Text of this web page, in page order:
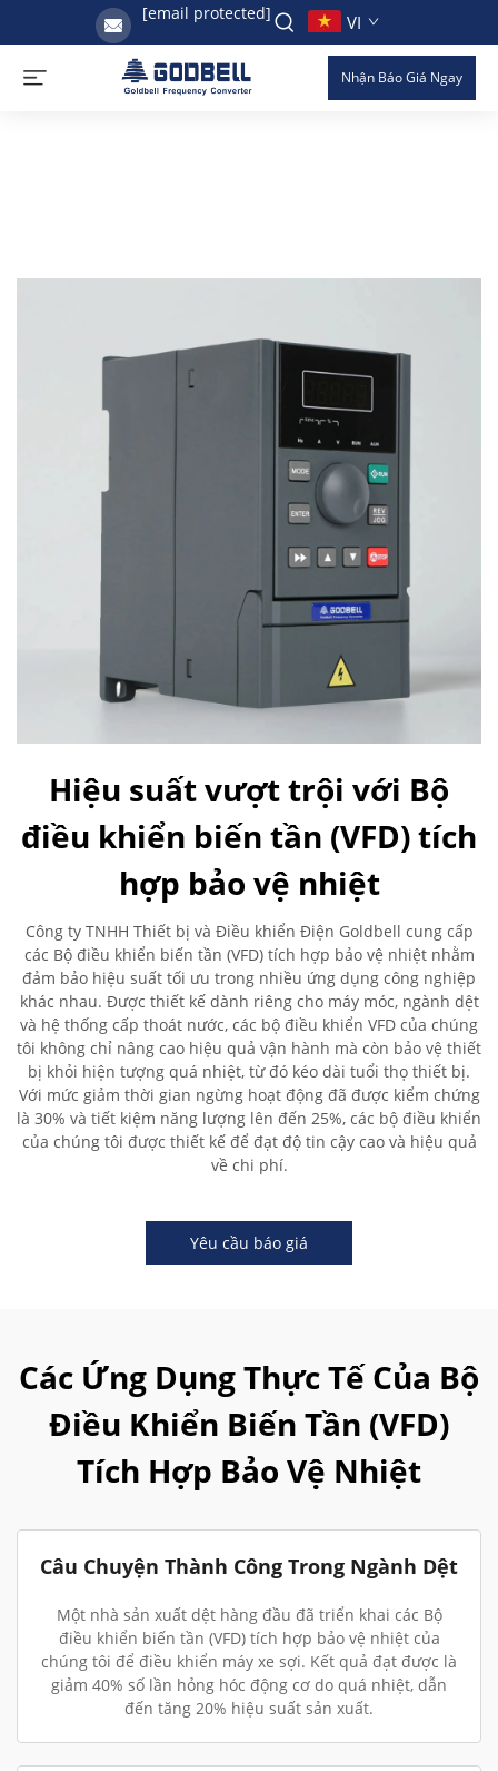
[email protected] VI
Nhận Báo Giá Ngay
Hiệu suất vượt trội với Bộ
điều khiển biến tần (VFD) tích
hợp bảo vệ nhiệt
Công ty TNHH Thiết bị và Điều khiển Điện Goldbell cung cấp
các Bộ điều khiển biến tần (VFD) tích hợp bảo vệ nhiệt nhằm
đảm bảo hiệu suất tối ưu trong nhiều ứng dụng công nghiệp
khác nhau. Được thiết kế dành riêng cho máy móc, ngành dệt
và hệ thống cấp thoát nước, các bộ điều khiển VFD của chúng
tôi không chỉ nâng cao hiệu quả vận hành mà còn bảo vệ thiết
bị khỏi hiện tượng quá nhiệt, từ đó kéo dài tuổi thọ thiết bị.
Với mức giảm thời gian ngừng hoạt động đã được kiểm chứng
là 30% và tiết kiệm năng lượng lên đến 25%, các bộ điều khiển
của chúng tôi được thiết kế để đạt độ tin cậy cao và hiệu quả
về chi phí.
Yêu cầu báo giá
Các Ứng Dụng Thực Tế Của Bộ
Điều Khiển Biến Tần (VFD)
Tích Hợp Bảo Vệ Nhiệt
Câu Chuyện Thành Công Trong Ngành Dệt
Một nhà sản xuất dệt hàng đầu đã triển khai các Bộ
điều khiển biến tần (VFD) tích hợp bảo vệ nhiệt của
chúng tôi để điều khiển máy xe sợi. Kết quả đạt được là
giảm 40% số lần hỏng hóc động cơ do quá nhiệt, dẫn
đến tăng 20% hiệu suất sản xuất.